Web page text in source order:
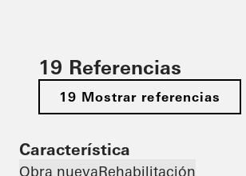
19 Referencias
19 Mostrar referencias
Característica
Obra nuevaRehabilitación